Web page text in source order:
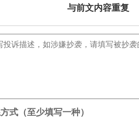
与前文内容重复
式（至少填写一种）